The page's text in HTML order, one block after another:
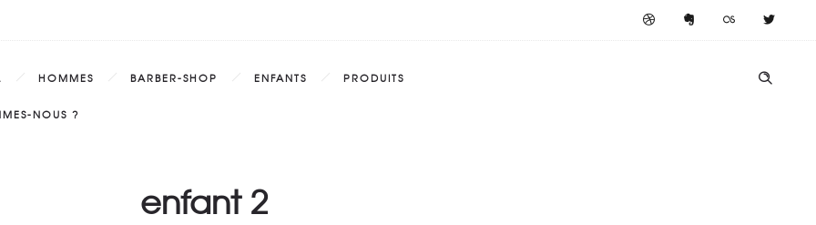
HOMMES BARBER-SHOP ENFANTS PRODUITS
NOUS ?
enfant 2